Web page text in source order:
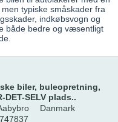
typiske småskader fra
indkøbsvogn og
både bedre og væsentligt
biler, buleopretning,
SELV plads..
Danmark